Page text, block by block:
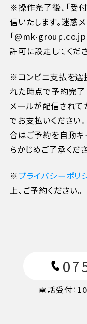
10日目に当た
旅行開始日の
※操作完了後、「受
信いたします。迷惑
「@mk-group.co.jp
許可に設定してくだ
※コンビニ支払を選
れた時点で予約完了
メールが配信されて
でお支払いください
合はご予約を自動キ
らかじめご了承くださ
※プライバシーポリ
上、ご予約ください。
電話受付：10